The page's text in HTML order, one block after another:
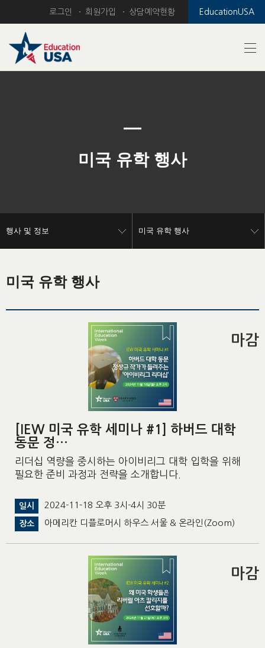
EducationUSA
로그인 회원가입 상담예약현황
미국 유학 행사
행사 및 정보 미국 유학 행사
미국 유학 행사
[IEW 미국 유학 세미나 #1] 하버드 대학
동문 정…
리더십 역량을 중시하는 아이비리그 대학 입학을 위해
필요한 준비 과정과 전략을 소개합니다.
일시 2024-11-18 오후 3시-4시 30분
장소 아메리칸 디플로머시 하우스 서울 & 온라인(Zoom)
마감
마감